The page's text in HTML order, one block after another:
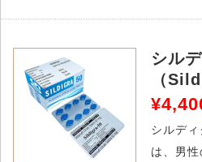
シル
（
シルデ
は、男